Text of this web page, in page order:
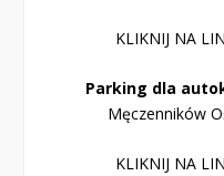
KLIKNIJ NA
Parking dla
Męczenników
KLIKNIJ NA